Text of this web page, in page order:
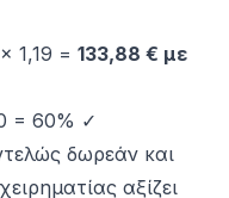
1,19 = 133,88 € με
= 60% ✓
δωρεάν και
αξίζει